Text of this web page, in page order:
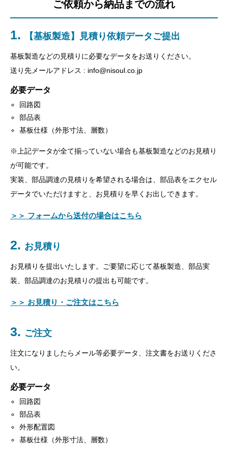
ご依頼から納品までの流れ
【基板製造】見積り依頼データご提出
基板製造などの見積りに必要なデータをお送りください。
送り先メールアドレス : info@nisoul.co.jp
必要データ
回路図
部品表
基板仕様（外形寸法、層数）
※上記データが全て揃っていない場合も基板製造などのお見積り
が可能です。
実装、部品調達の見積りを希望される場合は、部品表をエクセル
データでいただけますと、お見積りを早くお出しできます。
＞＞ フォームから送付の場合はこちら
お見積り
お見積りを提出いたします。ご要望に応じて基板製造、部品実
装、部品調達のお見積りの提出も可能です。
＞＞ お見積り・ご注文はこちら
ご注文
注文になりましたらメール等必要データ、注文書をお送りくださ
い。
必要データ
回路図
部品表
外形配置図
基板仕様（外形寸法、層数）